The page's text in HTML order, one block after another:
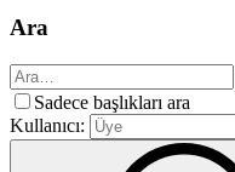
Ara
Sadece başlıkları ara
Kullanıcı: